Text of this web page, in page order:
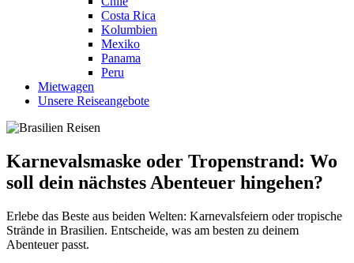
Costa Rica
Kolumbien
Mexiko
Panama
Peru
Mietwagen
Unsere Reiseangebote
Karnevalsmaske oder Tropenstrand: Wo
soll dein nächstes Abenteuer hingehen?
Erlebe das Beste aus beiden Welten: Karnevalsfeiern oder tropische
Strände in Brasilien. Entscheide, was am besten zu deinem
Abenteuer passt.